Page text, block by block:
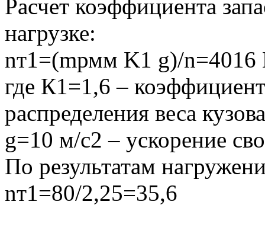
Расчет коэффициента
нагрузке:
nт1=(mрмм K1 g)/n=4016
где К1=1,6 –
распределения веса
g=10 м/с2 – ускорение
По результатам
nт1=80/2,25=35,6